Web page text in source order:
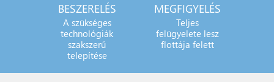
BESZERELÉS
A szükséges
technológiák
szakszerű
telepítése
MEGFIGYELÉS
Teljes
felügyelete lesz
flottája felett